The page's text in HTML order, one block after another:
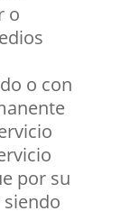
o
o con
por su